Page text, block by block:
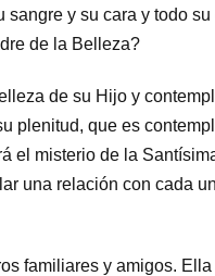
y su cara y todo su
de la Belleza?
de su Hijo y
plenitud, que es
el misterio de la
una relación con cada
familiares y amigos. Ella